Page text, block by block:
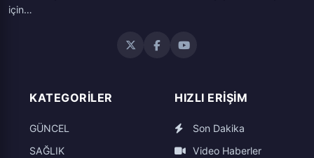
için…
KATEGORILER
GÜNCEL
SAĞLIK
HIZLI ERIŞIM
Son Dakika
Video Haberler